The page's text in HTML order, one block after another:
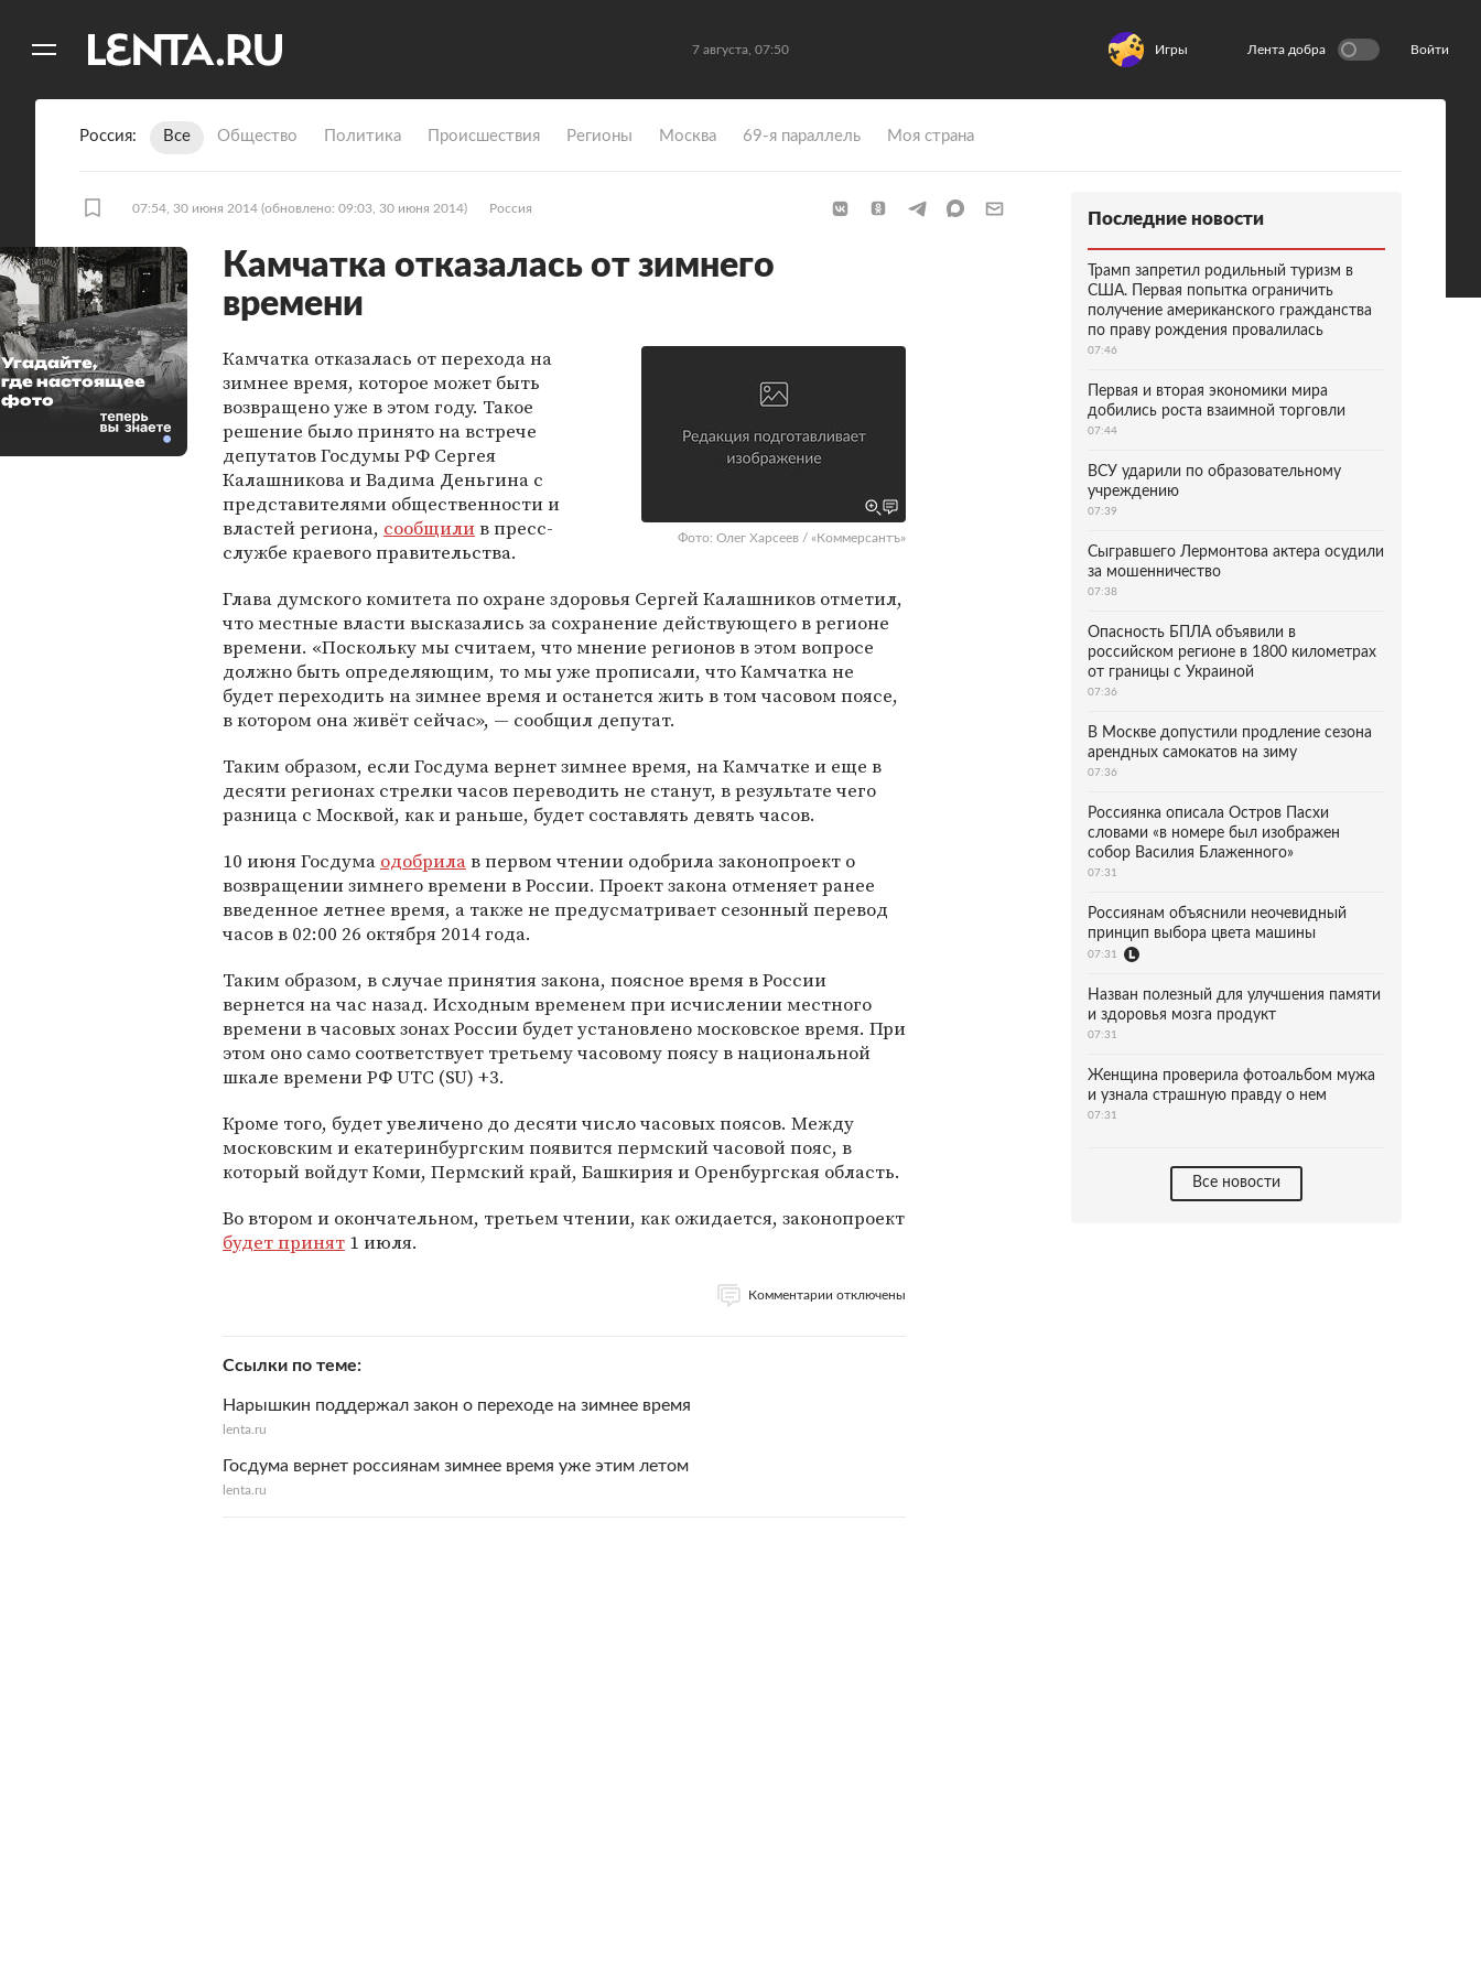
7 августа, 07:50 Игры Лента добра Войти
Россия Все Общество Политика Происшествия Регионы Москва 69-я параллель Моя страна
07:54, 30 июня 2014 (обновлено: 09:03, 30 июня 2014) Россия
Камчатка отказалась от зимнего
времени
Фото: Олег Харсеев / «Коммерсантъ»
Камчатка отказалась от перехода на
зимнее время, которое может быть
возвращено уже в этом году. Такое
решение было принято на встрече
депутатов Госдумы РФ Сергея
Калашникова и Вадима Деньгина с
представителями общественности и
властей региона, сообщилив пресс-
службе краевого правительства.
Глава думского комитета по охране здоровья Сергей Калашников отметил,
что местные власти высказались за сохранение действующего в регионе
времени. «Поскольку мы считаем, что мнение регионов в этом вопросе
должно быть определяющим, то мы уже прописали, что Камчатка не
будет переходить на зимнее время и останется жить в том часовом поясе,
в котором она живёт сейчас», — сообщил депутат.
Таким образом, если Госдума вернет зимнее время, на Камчатке и еще в
десяти регионах стрелки часов переводить не станут, в результате чего
разница с Москвой, как и раньше, будет составлять девять часов.
10 июня Госдума одобрилав первом чтении одобрила законопроект о
возвращении зимнего времени в России. Проект закона отменяет ранее
введенное летнее время, а также не предусматривает сезонный перевод
часов в 02:00 26 октября 2014 года.
Таким образом, в случае принятия закона, поясное время в России
вернется на час назад. Исходным временем при исчислении местного
времени в часовых зонах России будет установлено московское время. При
этом оно само соответствует третьему часовому поясу в национальной
шкале времени РФ UTC (SU) +3.
Кроме того, будет увеличено до десяти число часовых поясов. Между
московским и екатеринбургским появится пермский часовой пояс, в
который войдут Коми, Пермский край, Башкирия и Оренбургская область.
Во втором и окончательном, третьем чтении, как ожидается, законопроект
будет принят 1 июля.
Комментарии отключены
Ссылки по теме
Нарышкин поддержал закон о переходе на зимнее время
lenta.ru
Госдума вернет россиянам зимнее время уже этим летом
lenta.ru
Угадайте,
где настоящее
фото
Последние новости
Трамп запретил родильный туризм в
США. Первая попытка ограничить
получение американского гражданства
по праву рождения провалилась
07:46
Первая и вторая экономики мира
добились роста взаимной торговли
07:44
ВСУ ударили по образовательному
учреждению
07:39
Сыгравшего Лермонтова актера осудили
за мошенничество
07:38
Опасность БПЛА объявили в
российском регионе в 1800 километрах
от границы с Украиной
07:36
В Москве допустили продление сезона
арендных самокатов на зиму
07:36
Россиянка описала Остров Пасхи
словами «в номере был изображен
собор Василия Блаженного»
07:31
Россиянам объяснили неочевидный
принцип выбора цвета машины
07:31
Назван полезный для улучшения памяти
и здоровья мозга продукт
07:31
Женщина проверила фотоальбом мужа
и узнала страшную правду о нем
07:31
Все новости